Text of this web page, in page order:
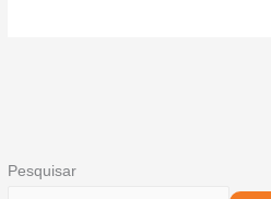
Pesquisar